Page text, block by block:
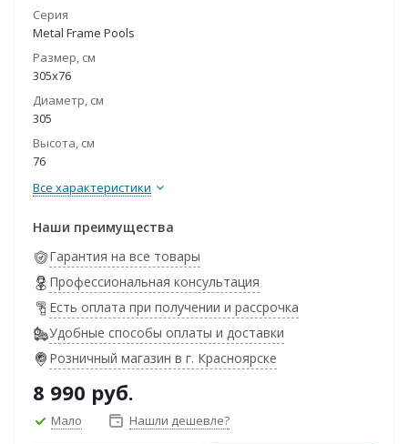
Серия
Metal Frame Pools
Размер, см
305x76
Диаметр, см
305
Высота, см
76
Все характеристики
Наши преимущества
Гарантия на все товары
Профессиональная консультация
Есть оплата при получении и рассрочка
Удобные способы оплаты и доставки
Розничный магазин в г. Красноярске
8 990 руб.
Мало Нашли дешевле?